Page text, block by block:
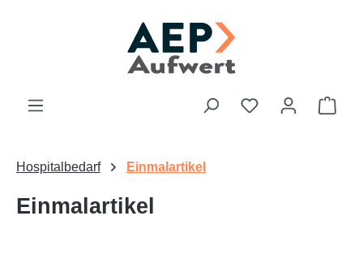
Du hast 0
Hospitalbedarf Einmalartikel
Einmalartikel